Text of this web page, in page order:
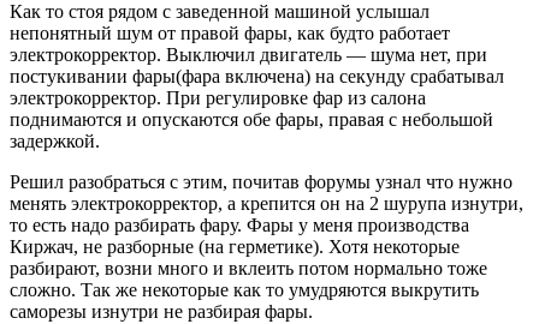
Как то стоя рядом с заведенной машиной услышал
непонятный шум от правой фары, как будто работает
электрокорректор. Выключил двигатель — шума нет, при
постукивании фары(фара включена) на секунду срабатывал
электрокорректор. При регулировке фар из салона
поднимаются и опускаются обе фары, правая с небольшой
задержкой.
Решил разобраться с этим, почитав форумы узнал что нужно
менять электрокорректор, а крепится он на 2 шурупа изнутри,
то есть надо разбирать фару. Фары у меня производства
Киржач, не разборные (на герметике). Хотя некоторые
разбирают, возни много и вклеить потом нормально тоже
сложно. Так же некоторые как то умудряются выкрутить
саморезы изнутри не разбирая фары.